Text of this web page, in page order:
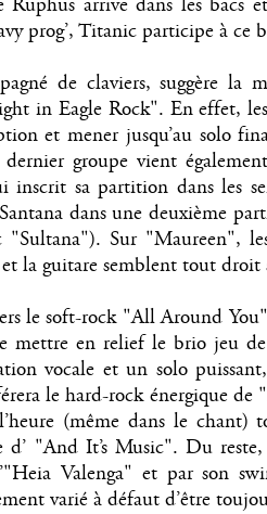
prog’, Titanic participe à ce
de claviers, suggère la
in Eagle Rock". En effet,
et mener jusqu’au solo
groupe vient
sa partition dans les
dans une deuxième
"Sultana"). Sur "Maureen",
la guitare semblent tout droit
le soft-rock "All Around You"
mettre en relief le brio jeu
vocale et un solo
le hard-rock énergique de
(même dans le chant)
"And It’s Music". Du
Valenga" et par son
varié à défaut d’être